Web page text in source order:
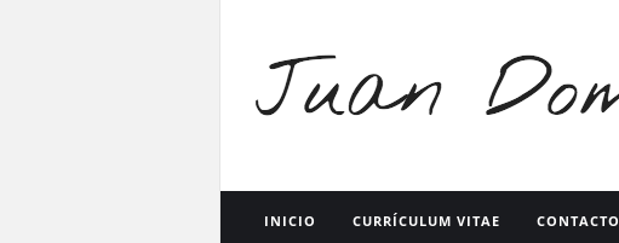
INICIO CURRÍCULUM VITAE CONTACTO